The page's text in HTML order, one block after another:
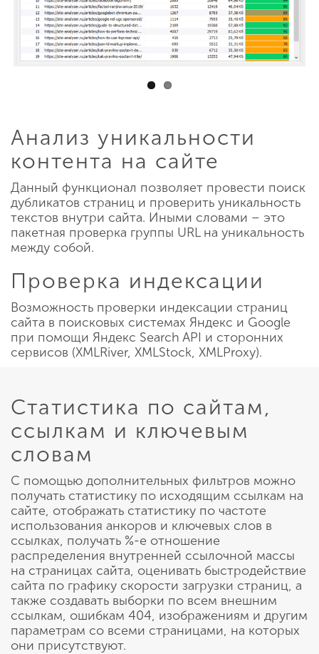
Previous Next
Анализ уникальности
контента на сайте
Данный функционал позволяет провести поиск
дубликатов страниц и проверить уникальность
текстов внутри сайта. Иными словами – это
пакетная проверка группы URL на уникальность
между собой.
Проверка индексации
Возможность проверки индексации страниц
сайта в поисковых системах Яндекс и Google
при помощи Яндекс Search API и сторонних
сервисов (XMLRiver, XMLStock, XMLProxy).
Статистика по сайтам,
ссылкам и ключевым
словам
С помощью дополнительных фильтров можно
получать статистику по исходящим ссылкам на
сайте, отображать статистику по частоте
использования анкоров и ключевых слов в
ссылках, получать %-е отношение
распределения внутренней ссылочной массы
на страницах сайта, оценивать быстродействие
сайта по графику скорости загрузки страниц, а
также создавать выборки по всем внешним
ссылкам, ошибкам 404, изображениям и другим
параметрам со всеми страницами, на которых
они присутствуют.